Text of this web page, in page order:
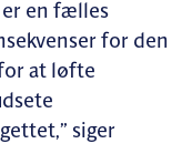
er en fælles
for den
at løfte
siger